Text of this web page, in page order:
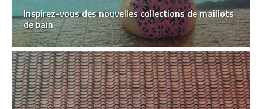
Inspirez-vous des nouvelles collections de maillots
de bain